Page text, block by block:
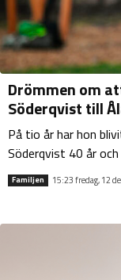
Drömmen om
Söderqvist till
På tio år har hon
Söderqvist 40 år
Familjen 15:23 fredag, 12